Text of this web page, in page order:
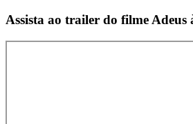
Assista ao trailer do filme Adeus